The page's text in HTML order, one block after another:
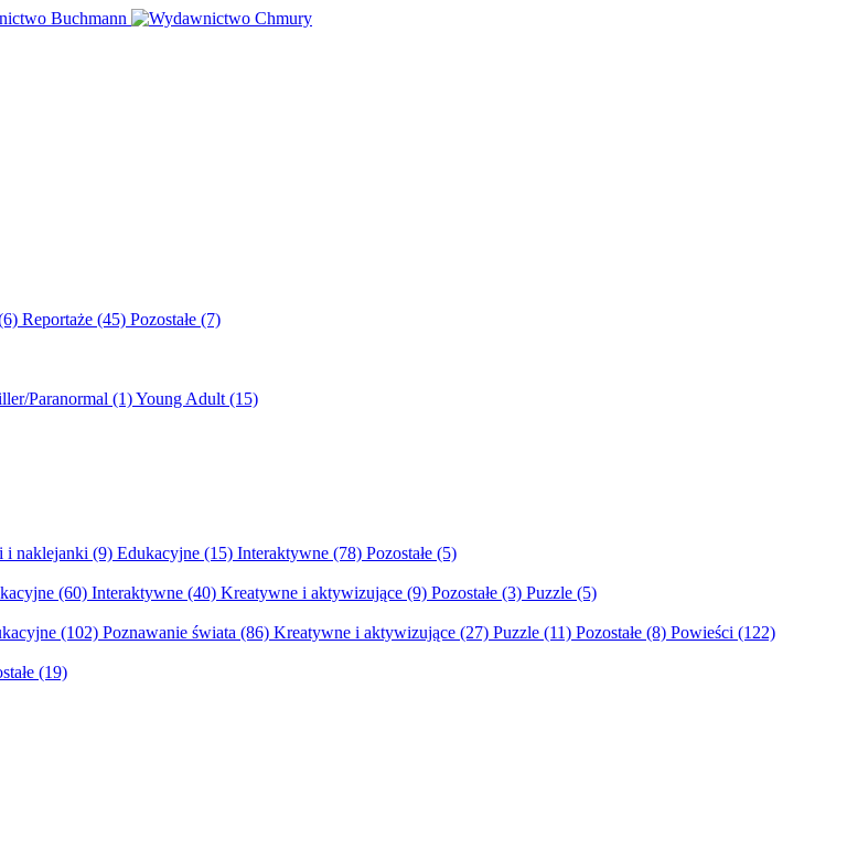
Reportaże (45) Pozostałe (7)
Paranormal (1)Young Adult (15)
i naklejanki (9) Edukacyjne (15) Interaktywne (78) Pozostałe (5)
(60) Interaktywne (40) Kreatywne i aktywizujące (9) Pozostałe (3) Puzzle (5)
(102) Poznawanie świata (86) Kreatywne i aktywizujące (27) Puzzle (11) Pozostałe (8) Powieści (122)
(19)